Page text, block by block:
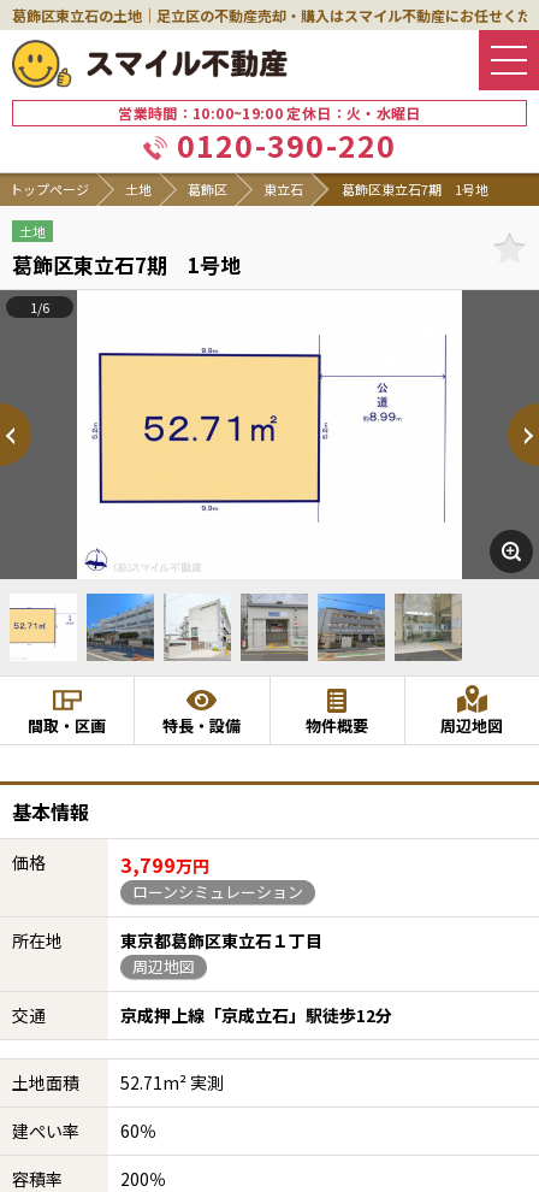
葛飾区東立石の土地｜足立区の不動産売却・購入はスマイル不動産にお任せくだ
営業時間：10:00~19:00 定休日：火・水曜日
0120-390-220
トップページ 土地 葛飾区 東立石 葛飾区東立石7期 1号地
土地
葛飾区東立石7期 1号地
1/6
間取・区画 特長・設備 物件概要 周辺地図
基本情報
価格 3,799万円
ローンシミュレーション
所在地 東京都葛飾区東立石１丁目
周辺地図
交通 京成押上線「京成立石」駅徒歩12分
土地面積
52.71m² 実測
建ぺい率
60％
容積率
200％